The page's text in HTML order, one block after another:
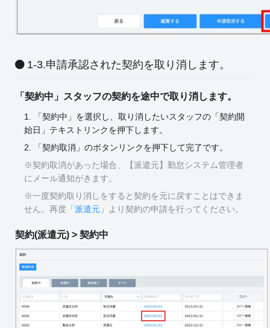
1-3.申請承認された契約を取り消します。
「契約中」スタッフの契約を途中で取り消します。
1. 「契約中」を選択し、取り消したいスタッフの「契約開
始日」テキストリンクを押下します。
2. 「契約取消」のボタンリンクを押下して完了です。
※契約取消があった場合、【派遣元】勤怠システム管理者
にメール通知がきます。
※一度契約取り消しをすると契約を元に戻すことはできま
せん。再度 「派遣元」 より契約の申請を行ってください。
契約(派遣元) > 契約中